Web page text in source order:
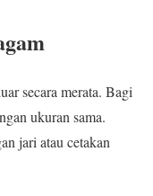
secara merata. Bagi
ukuran sama.
jari atau cetakan